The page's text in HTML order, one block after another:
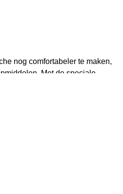
nog comfortabeler te maken,
Met de speciale